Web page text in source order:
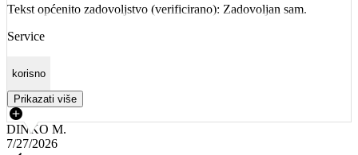
Tekst općenito zadovoljstvo (verificirano): Zadovoljan sam.
Service
korisno
Prikazati više
DINKO M.
7/27/2026